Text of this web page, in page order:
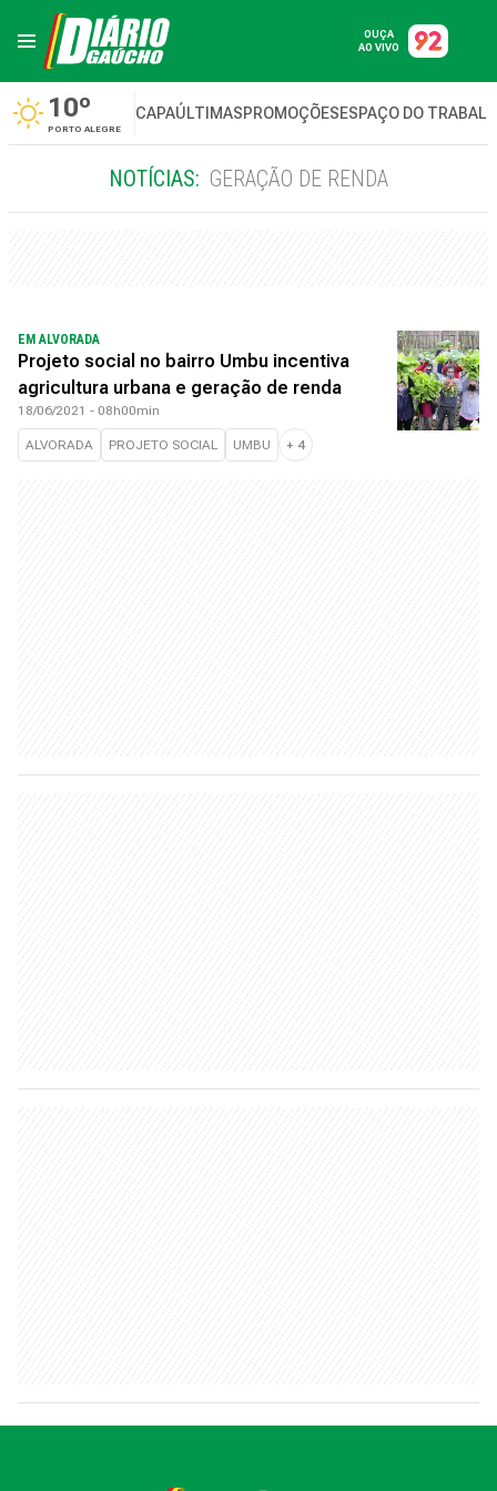
OUÇA
AO VIVO
10º
PORTO ALEGRE
CAPAÚLTIMASPROMOÇÕESESPAÇO DO
NOTÍCIAS: GERAÇÃO DE RENDA
EM ALVORADA
Projeto social no bairro Umbu incentiva
agricultura urbana e geração de renda
18/06/2021 - 08h00min
ALVORADA PROJETO SOCIAL UMBU + 4